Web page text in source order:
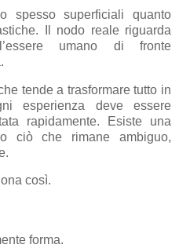
spesso superficiali quanto
Il nodo reale riguarda
umano di fronte
tende a trasformare tutto in
esperienza deve essere
rapidamente. Esiste una
ciò che rimane ambiguo,
così.
forma.